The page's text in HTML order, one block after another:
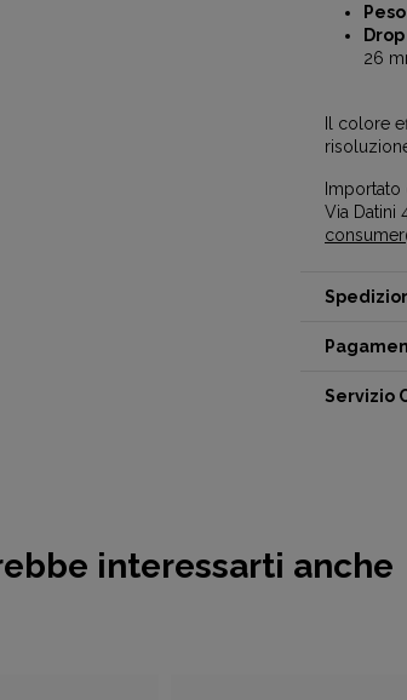
26
Il colore
Importato
Via Datini
Servizio
interessarti anche